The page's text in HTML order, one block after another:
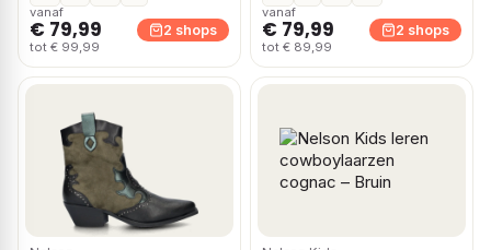
vanaf
€ 79,99
tot € 99,99
2 shops
vanaf
€ 79,99
tot € 89,99
2 shops